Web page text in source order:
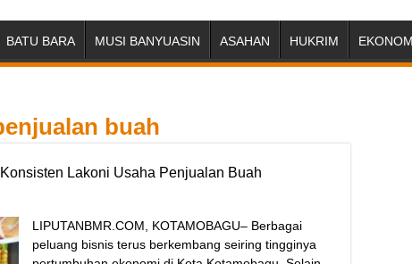
BATU BARA MUSI BANYUASIN ASAHAN HUKRIM
buah
Lakoni Usaha Penjualan Buah
LIPUTANBMR.COM, KOTAMOBAGU– Berbagai
peluang bisnis terus berkembang seiring tingginya